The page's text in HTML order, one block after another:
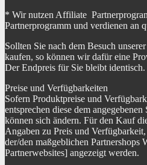
* Wir nutzen Affiliate
Partnerprogramm und verdienen an
Sollten Sie nach dem Besuch
kaufen, so können wir dafür eine
Der Endpreis für Sie bleibt identisch.
Preise und Verfügbarkeiten
Sofern Produktpreise und
entsprechen diese dem
können sich ändern. Für den Kauf
Angaben zu Preis und
der/den maßgeblichen Partnershops
Partnerwebsites] angezeigt werden.